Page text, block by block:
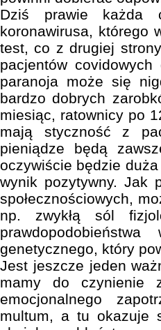
Dziś prawie każda
koronawirusa, którego
test, co z drugiej
pacjentów
paranoja może się
bardzo dobrych
miesiąc, ratownicy po
mają styczność z
pieniądze będą
oczywiście będzie duża
wynik pozytywny. Jak
społecznościowych,
np. zwykłą sól
genetycznego, który
Jest jeszcze jeden
mamy do czynienie
emocjonalnego
multum, a tu okazuje